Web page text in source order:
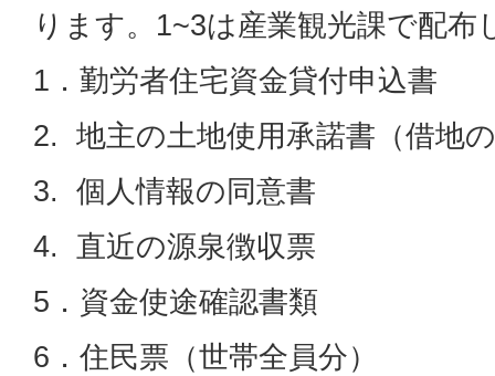
ります。1~3は産業観光課で配布
1．勤労者住宅資金貸付申込書
2. 地主の土地使用承諾書（借地
3. 個人情報の同意書
4. 直近の源泉徴収票
5．資金使途確認書類
6．住民票（世帯全員分）